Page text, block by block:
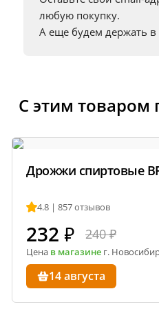
BRIX: 68
Срок годности: 24
Информация о технических
поставщика.
любую покупку.
А еще будем держать
С этим товаром
Дрожжи спиртовые
4.8 | 857 отзывов
232 ₽ 240 ₽
Цена в магазине г.
14 августа